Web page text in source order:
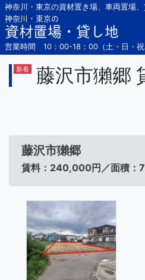
Skip
to
content
神奈川・東京の資材置き場、車両置場
神奈川・東京の
資材置場・貸し地
営業時間 10：00-18：00（土・日・祝
新着 藤沢市獺郷
藤沢市獺郷
賃料：240,000円／面積：